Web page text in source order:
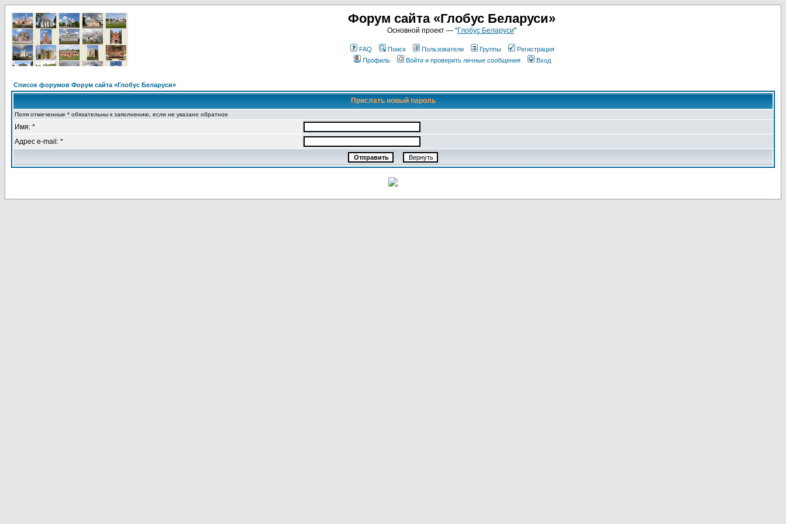
Форум сайта «Глобус Беларуси»
Основной проект — “Глобус Беларуси"
FAQ Поиск Пользователи Группы
Регистрация
Профиль
Войти и проверить личные сообщения Вход
Список форумов Форум сайта «Глобус Беларуси»
Прислать новый пароль
Поля отмеченные * обязательны к заполнению, если не указано обратное
Имя: *
Адрес e-mail: *